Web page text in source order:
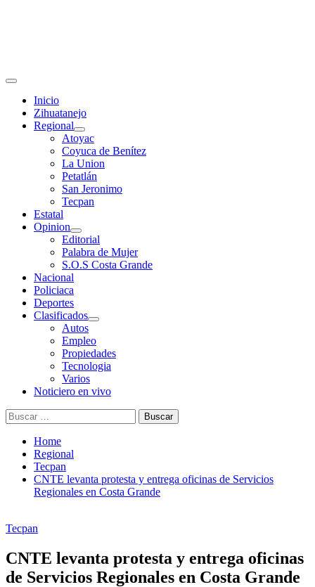
Primary
Inicio
Zihuatanejo
Regional
Atoyac
Coyuca de Benítez
La Union
Petatlán
San Jeronimo
Tecpan
Estatal
Opinion
Editorial
Palabra de Mujer
S.O.S Costa Grande
Nacional
Policiaca
Deportes
Clasificados
Autos
Empleo
Propiedades
Tecnologia
Varios
Noticiero en vivo
Buscar:
Home
Regional
Tecpan
CNTE levanta protesta y entrega oficinas de Servicios
Regionales en Costa Grande
Tecpan
CNTE levanta protesta y entrega oficinas
de Servicios Regionales en Costa Grande